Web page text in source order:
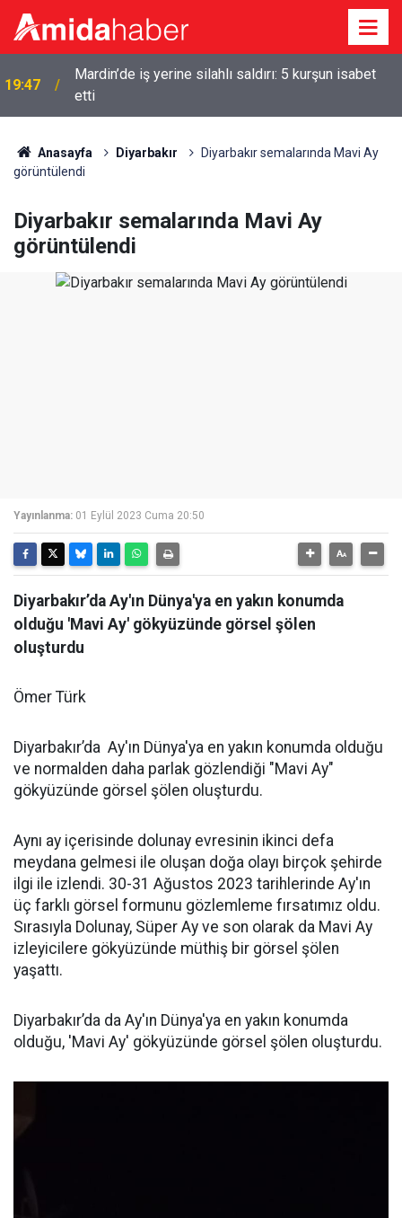
19:47
Mardin’de iş yerine silahlı saldırı: 5 kurşun isabet
etti
Anasayfa Diyarbakır
Diyarbakır semalarında Mavi Ay
görüntülendi
Diyarbakır semalarında Mavi Ay
görüntülendi
Yayınlanma: 01 Eylül 2023 Cuma 20:50
Diyarbakır’da Ay'ın Dünya'ya en yakın konumda
olduğu 'Mavi Ay' gökyüzünde görsel şölen
oluşturdu
Ömer Türk
Diyarbakır’da Ay'ın Dünya'ya en yakın konumda olduğu
ve normalden daha parlak gözlendiği "Mavi Ay"
gökyüzünde görsel şölen oluşturdu.
Aynı ay içerisinde dolunay evresinin ikinci defa
meydana gelmesi ile oluşan doğa olayı birçok şehirde
ilgi ile izlendi. 30-31 Ağustos 2023 tarihlerinde Ay'ın
üç farklı görsel formunu gözlemleme fırsatımız oldu.
Sırasıyla Dolunay, Süper Ay ve son olarak da Mavi Ay
izleyicilere gökyüzünde müthiş bir görsel şölen
yaşattı.
Diyarbakır’da da Ay'ın Dünya'ya en yakın konumda
olduğu, 'Mavi Ay' gökyüzünde görsel şölen oluşturdu.